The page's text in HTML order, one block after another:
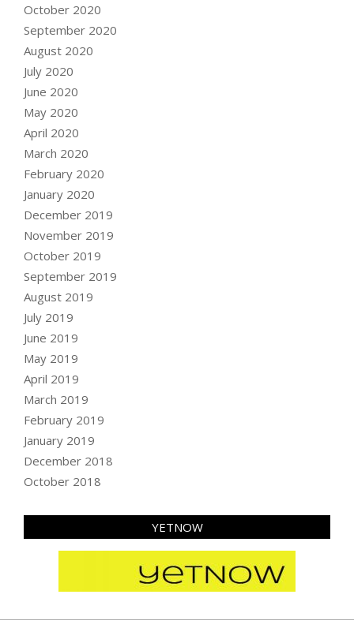
October 2020
September 2020
August 2020
July 2020
June 2020
May 2020
April 2020
March 2020
February 2020
January 2020
December 2019
November 2019
October 2019
September 2019
August 2019
July 2019
June 2019
May 2019
April 2019
March 2019
February 2019
January 2019
December 2018
October 2018
YETNOW